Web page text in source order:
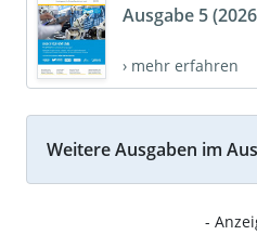
Ausgabe 5
› mehr erfahren
Weitere Ausgaben im
-